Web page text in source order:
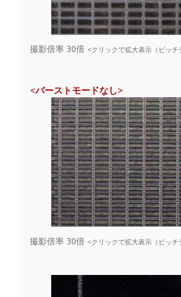
撮影倍率 30倍 <クリックで拡大表示（ピッ
<バーストモードなし>
撮影倍率 30倍 <クリックで拡大表示（ピッ